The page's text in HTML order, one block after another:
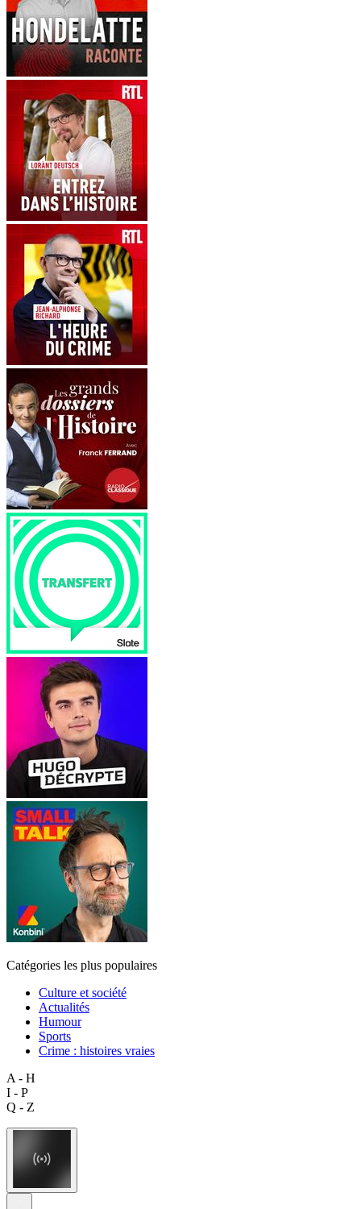
Catégories les plus populaires
Culture et société
Actualités
Humour
Sports
Crime : histoires vraies
A - H
I - P
Q - Z